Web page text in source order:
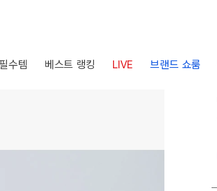
수템 베스트 랭킹 LIVE 브랜드 쇼룸